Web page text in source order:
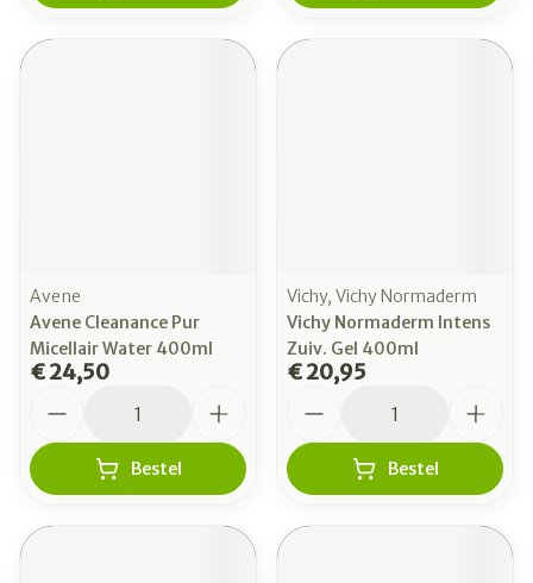
Avene
Avene Cleanance Pur
Micellair Water 400ml
€ 24,50
Bestel
Vichy, Vichy Normaderm
Vichy Normaderm Intens
Zuiv. Gel 400ml
€ 20,95
Bestel